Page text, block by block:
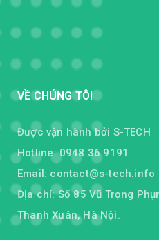
VỀ CHÚNG TÔI
Được vận hành bởi S-TECH
Hotline: 0948.36.9191
Email: contact@s-tech.info
Địa chỉ: Số 85 Vũ Trọng
Thanh Xuân, Hà Nội.